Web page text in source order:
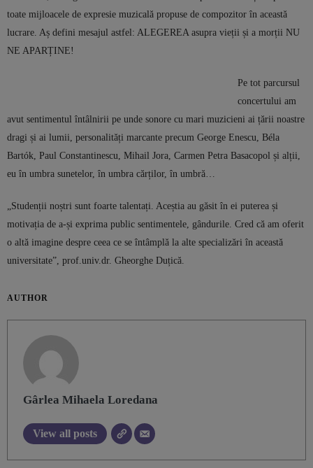
toate mijloacele de expresie muzicală propuse de compozitor în această
lucrare. Aș defini mesajul astfel: ALEGEREA asupra vieții și a morții NU
NE APARȚINE!
Pe tot parcursul
concertului am
avut sentimentul întâlnirii pe unde sonore cu mari muzicieni ai țării noastre
dragi și ai lumii, personalități marcante precum George Enescu, Béla
Bartók, Paul Constantinescu, Mihail Jora, Carmen Petra Basacopol și alții,
eu în umbra sunetelor, în umbra cărților, în umbră…
„Studenții noștri sunt foarte talentați. Aceștia au găsit în ei puterea și
motivația de a-și exprima public sentimentele, gândurile. Cred că am oferit
o altă imagine despre ceea ce se întâmplă la alte specializări în această
universitate”, prof.univ.dr. Gheorghe Duțică.
AUTHOR
Gârlea Mihaela Loredana
View all posts